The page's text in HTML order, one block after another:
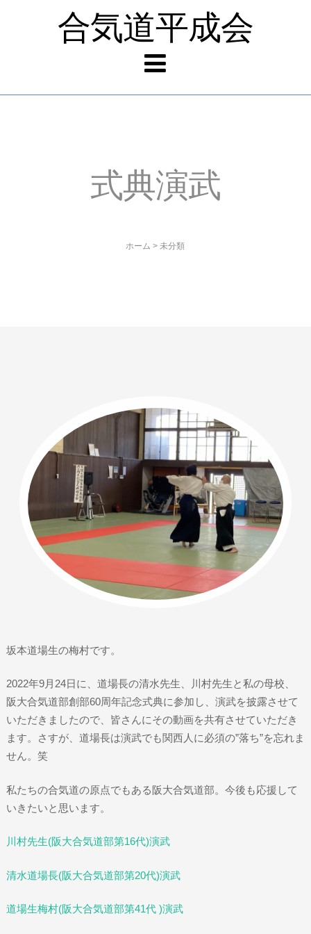
合気道平成会
式典演武
ホーム >未分類
坂本道場生の梅村です。
2022年9月24日に、道場長の清水先生、川村先生と私の母校、
阪大合気道部創部60周年記念式典に参加し、演武を披露させて
いただきましたので、皆さんにその動画を共有させていただき
ます。さすが、道場長は演武でも関西人に必須の”落ち”を忘れま
せん。笑
私たちの合気道の原点でもある阪大合気道部。今後も応援して
いきたいと思います。
川村先生(阪大合気道部第16代)演武
清水道場長(阪大合気道部第20代)演武
道場生梅村(阪大合気道部第41代 )演武